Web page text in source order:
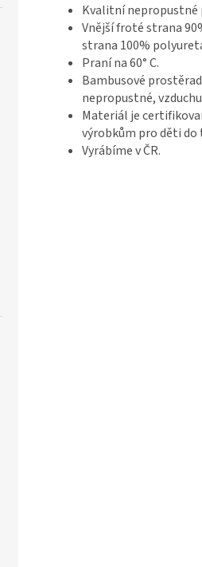
Kvalitní nepropustné
Vnější froté strana
strana 100%
Praní na 60° C.
Bambusové
nepropustné,
Materiál je
výrobkům pro děti
Vyrábíme v ČR.